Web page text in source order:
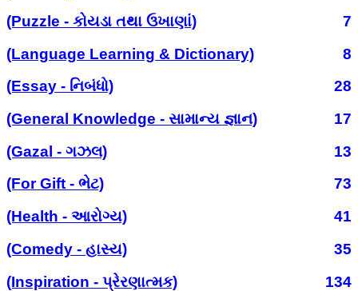
(Puzzle - કોયડા તથા ઉખાણાં)
7
(Language Learning & Dictionary)
8
(Essay - નિબંધો)
28
(General Knowledge - સામાન્ય જ્ઞાન)
17
(Gazal - ગઝલ)
13
(For Gift - ભેટ)
73
(Health - આરોગ્ય)
41
(Comedy - હાસ્ય)
35
(Inspiration - પ્રેરણાત્મક)
134